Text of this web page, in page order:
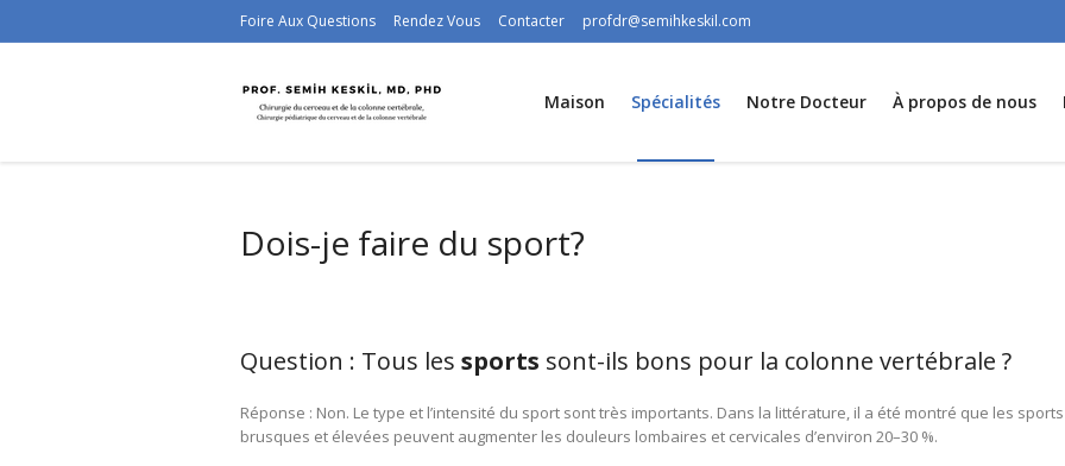
Foire Aux Questions Rendez Vous Contacter profdr@semihkeskil.com
Maison Spécialités Notre Docteur À propos de nous
Dois-je faire du sport?
Question : Tous les sports sont-ils bons pour la colonne vertébrale ?
Réponse : Non. Le type et l’intensité du sport sont très importants. Dans la littérature, il a été montré que les
brusques et élevées peuvent augmenter les douleurs lombaires et cervicales d’environ 20–30 %.